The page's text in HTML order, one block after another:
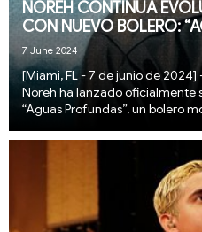
NOREH CONTINÚA
CON NUEVO BOLERO:
7 June 2024
[Miami, FL - 7 de junio de
Noreh ha lanzado oficialmente
“Aguas Profundas”, un bolero
generación de amantes de